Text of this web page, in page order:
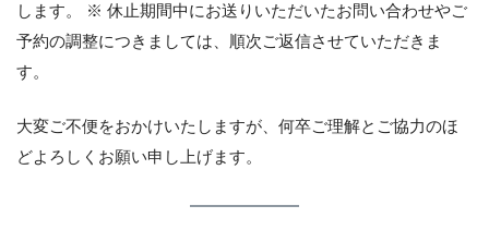
します。 ※ 休止期間中にお送りいただいたお問い合わせやご
予約の調整につきましては、順次ご返信させていただきま
す。
大変ご不便をおかけいたしますが、何卒ご理解とご協力のほ
どよろしくお願い申し上げます。